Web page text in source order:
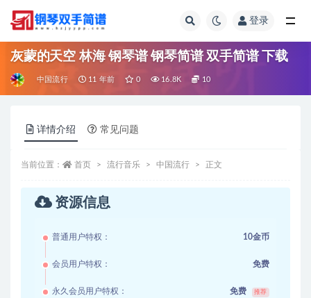
登录
灰蒙的天空 林海 钢琴谱 钢琴简谱 双手简谱 下载
中国流行 11 年前 0 16.8K 10
详情介绍 常见问题
当前位置： 首页 流行音乐 中国流行 正文
资源信息
普通用户特权： 10金币
会员用户特权： 免费
永久会员用户特权： 免费 推荐